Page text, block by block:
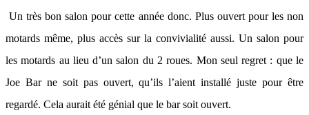
Un très bon salon pour cette année donc. Plus ouvert pour les non
motards même, plus accès sur la convivialité aussi. Un salon pour
les motards au lieu d’un salon du 2 roues. Mon seul regret : que le
Joe Bar ne soit pas ouvert, qu’ils l’aient installé juste pour être
regardé. Cela aurait été génial que le bar soit ouvert.